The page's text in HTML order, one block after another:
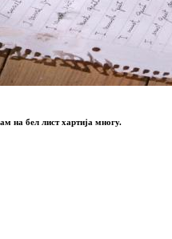
на бел лист хартија многу.